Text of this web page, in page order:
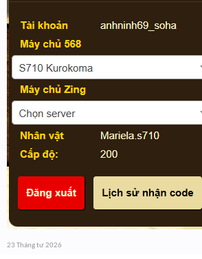
23 Tháng tư 2026